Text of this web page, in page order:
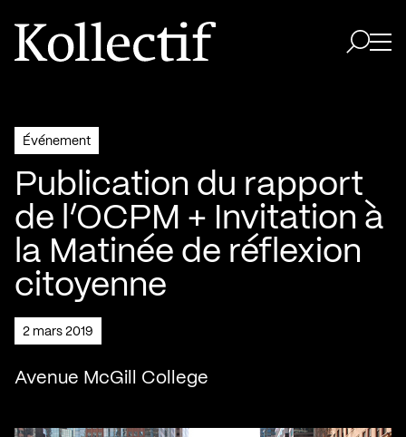
Aller à la page d'accueil
Logo Kollectif
Événement
Publication du rapport
de l’OCPM + Invitation à
la Matinée de réflexion
citoyenne
2 mars 2019
Avenue McGill College